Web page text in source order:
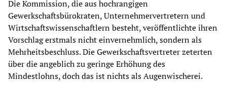
Die Kommission, die aus hochrangigen
Gewerkschaftsbürokraten, Unternehmervertretern und
Wirtschaftswissenschaftlern besteht, veröffentlichte ihren
Vorschlag erstmals nicht einvernehmlich, sondern als
Mehrheitsbeschluss. Die Gewerkschaftsvertreter zeterten
über die angeblich zu geringe Erhöhung des
Mindestlohns, doch das ist nichts als Augenwischerei.